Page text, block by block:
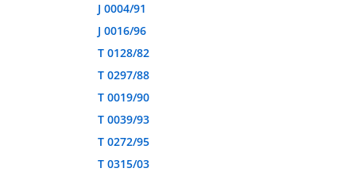
J 0004/91
J 0016/96
T 0128/82
T 0297/88
T 0019/90
T 0039/93
T 0272/95
T 0315/03